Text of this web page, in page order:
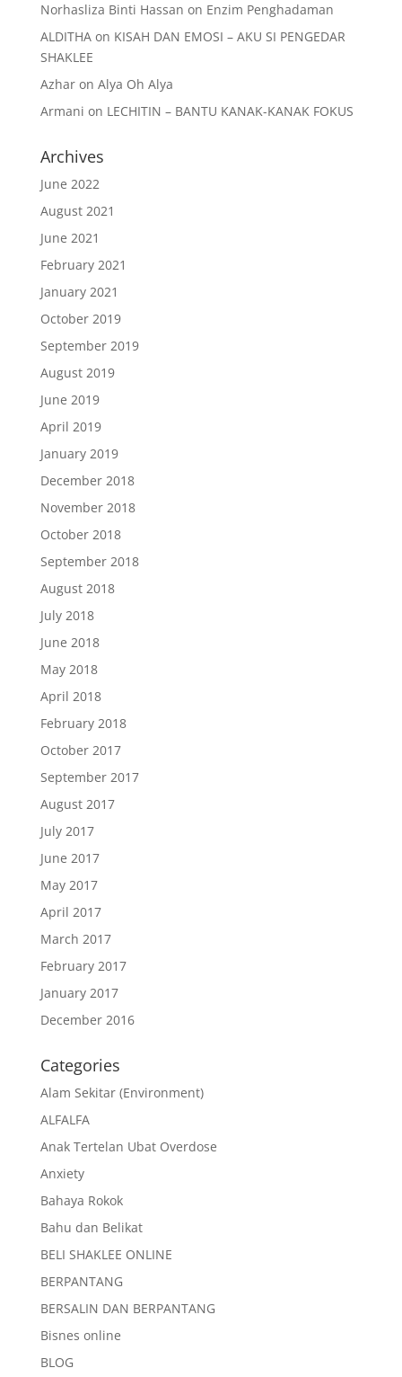
Norhasliza Binti Hassan on Enzim Penghadaman
ALDITHAon KISAH DAN EMOSI – AKU SI PENGEDAR
SHAKLEE
Azharon Alya Oh Alya
Armani on LECHITIN – BANTU KANAK-KANAK FOKUS
Archives
June 2022
August 2021
June 2021
February 2021
January 2021
October 2019
September 2019
August 2019
June 2019
April 2019
January 2019
December 2018
November 2018
October 2018
September 2018
August 2018
July 2018
June 2018
May 2018
April 2018
February 2018
October 2017
September 2017
August 2017
July 2017
June 2017
May 2017
April 2017
March 2017
February 2017
January 2017
December 2016
Categories
Alam Sekitar (Environment)
ALFALFA
Anak Tertelan Ubat Overdose
Anxiety
Bahaya Rokok
Bahu dan Belikat
BELI SHAKLEE ONLINE
BERPANTANG
BERSALIN DAN BERPANTANG
Bisnes online
BLOG